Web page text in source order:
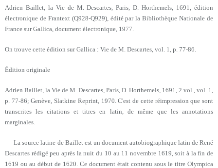
Adrien Baillet, la Vie de M. Descartes, Paris, D. Horthemels, 1691, édition
électronique de Frantext (Q928-Q929), édité par la Bibliothèque Nationale de
France sur Gallica, document électronique, 1977.
On trouve cette édition sur Gallica : Vie de M. Descartes, vol. 1, p. 77-86.
Édition originale
Adrien Baillet, la Vie de M. Descartes, Paris, D. Horthemels, 1691, 2 vol., vol. 1,
p. 77-86; Genève, Slatkine Reprint, 1970. C'est de cette réimpression que sont
transcrites les citations et titres en latin, de même que les annotations
marginales.
La source latine de Baillet est un document autobiographique latin de René
Descartes rédigé peu après la nuit du 10 au 11 novembre 1619, soit à la fin de
1619 ou au début de 1620. Ce document était contenu sous le titre Olympica